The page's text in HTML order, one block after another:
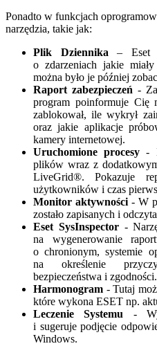
Ponadto w funkcjach
narzędzia, takie jak:
Plik Dziennika – Eset
o zdarzeniach jakie
można było je później
Raport zabezpieczeń -
program poinformuje
zablokował, ile wykrył
oraz jakie aplikacje
kamery internetowej.
Uruchomione procesy -
plików wraz z
LiveGrid®. Pokazuje
użytkowników i czas
Monitor aktywności - W
zostało zapisanych i
Eset SysInspector-
na wygenerowanie
o chronionym, systemie
na określenie
bezpieczeństwa i zgodności.
Harmonogram - Tutaj
które wykona ESET np.
Leczenie Systemu -
i sugeruje podjęcie
Windows.